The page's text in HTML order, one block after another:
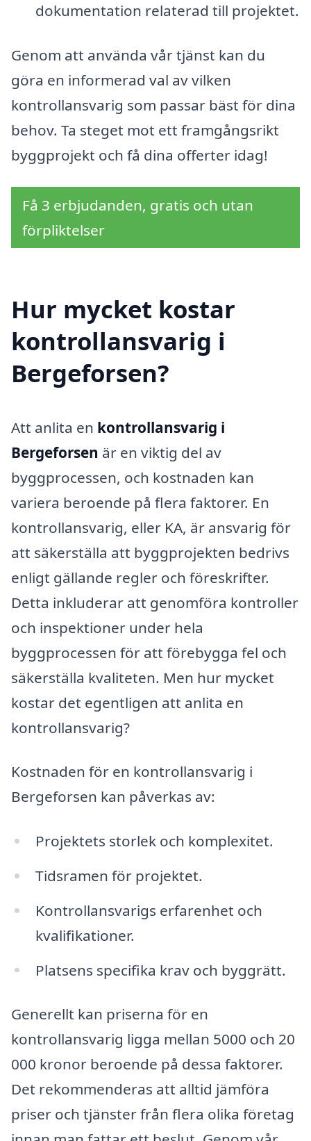
dokumentation relaterad till projektet.
Genom att använda vår tjänst kan du
göra en informerad val av vilken
kontrollansvarig som passar bäst för dina
behov. Ta steget mot ett framgångsrikt
byggprojekt och få dina offerter idag!
Få 3 erbjudanden, gratis och utan
förpliktelser
Hur mycket kostar
kontrollansvarig i
Bergeforsen?
Att anlita en kontrollansvarig i
Bergeforsen är en viktig del av
byggprocessen, och kostnaden kan
variera beroende på flera faktorer. En
kontrollansvarig, eller KA, är ansvarig för
att säkerställa att byggprojekten bedrivs
enligt gällande regler och föreskrifter.
Detta inkluderar att genomföra kontroller
och inspektioner under hela
byggprocessen för att förebygga fel och
säkerställa kvaliteten. Men hur mycket
kostar det egentligen att anlita en
kontrollansvarig?
Kostnaden för en kontrollansvarig i
Bergeforsen kan påverkas av:
Projektets storlek och komplexitet.
Tidsramen för projektet.
Kontrollansvarigs erfarenhet och
kvalifikationer.
Platsens specifika krav och byggrätt.
Generellt kan priserna för en
kontrollansvarig ligga mellan 5000 och 20
000 kronor beroende på dessa faktorer.
Det rekommenderas att alltid jämföra
priser och tjänster från flera olika företag